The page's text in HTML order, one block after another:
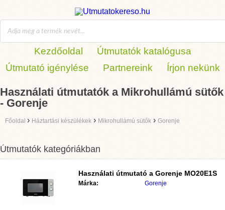
Kezdőoldal
Útmutatók katalógusa
Útmutató igénylése
Partnereink Írjon nekünk
Használati útmutatók a Mikrohullámú sütők
- Gorenje
Főoldal › Háztartási készülékek › Mikrohullámú sütők › Gorenje
Útmutatók kategóriákban
Használati útmutató a Gorenje MO20E1S
Márka: Gorenje